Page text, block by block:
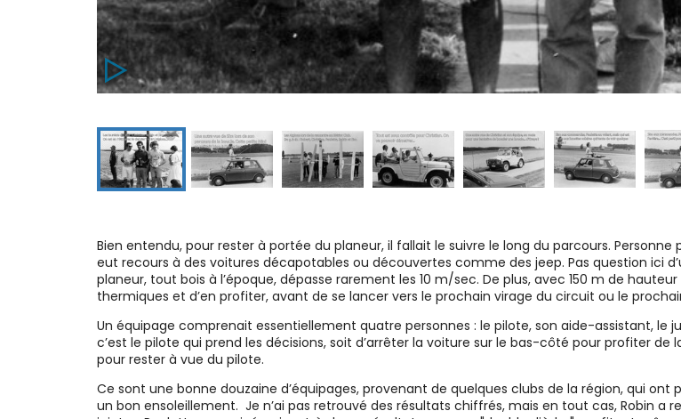
Bien entendu, pour rester à portée du planeur, il fallait le suivre le long du parcours.
eut recours à des voitures décapotables ou découvertes comme des jeep. Pas question ici
planeur, tout bois à l’époque, dépasse rarement les 10 m/sec. De plus, avec 150 m de
thermiques et d’en profiter, avant de se lancer vers le prochain virage du circuit ou le
Un équipage comprenait essentiellement quatre personnes : le pilote, son aide-assistant,
c’est le pilote qui prend les décisions, soit d’arrêter la voiture sur le bas-côté pour profiter
pour rester à vue du pilote.
Ce sont une bonne douzaine d’équipages, provenant de quelques clubs de la région, qui
un bon ensoleillement. Je n’ai pas retrouvé des résultats chiffrés, mais en tout cas, Robin